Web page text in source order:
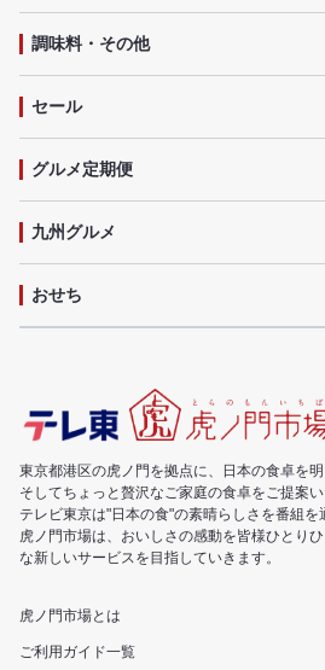
調味料・その他
セール
グルメ定期便
九州グルメ
おせち
東京都港区の虎ノ門を拠点に、日本の食卓を明
そしてちょっと贅沢なご家庭の食卓をご提案い
テレビ東京は"日本の食"の素晴らしさを番組を
虎ノ門市場は、おいしさの感動を皆様ひとり
な新しいサービスを目指していきます。
虎ノ門市場とは
ご利用ガイド一覧